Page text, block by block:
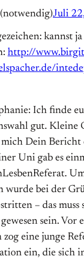
Juli
kannst
http://
Ich finde
gut. Kleine
mich Dein
Uni gab es
wurde bei der
– das muss
sein. Vor
zog eine junge
ein, die sich